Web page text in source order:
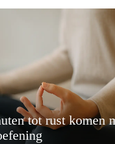
tot rust komen